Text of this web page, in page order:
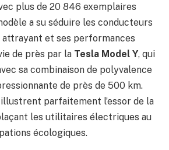
plus de 20 846 exemplaires
a su séduire les conducteurs
attrayant et ses performances
de près par la Tesla Model Y, qui
sa combinaison de polyvalence
de près de 500 km.
parfaitement l’essor de la
les utilitaires électriques au
écologiques.